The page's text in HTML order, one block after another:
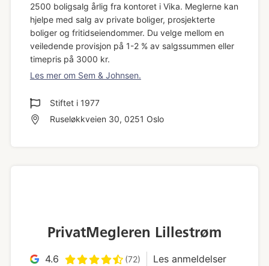
2500 boligsalg årlig fra kontoret i Vika. Meglerne kan
hjelpe med salg av private boliger, prosjekterte
boliger og fritidseiendommer. Du velge mellom en
veiledende provisjon på 1-2 % av salgssummen eller
timepris på 3000 kr.
Les mer om Sem & Johnsen.
Stiftet i 1977
Ruseløkkveien 30, 0251 Oslo
PrivatMegleren Lillestrøm
4.6 (72) Les anmeldelser